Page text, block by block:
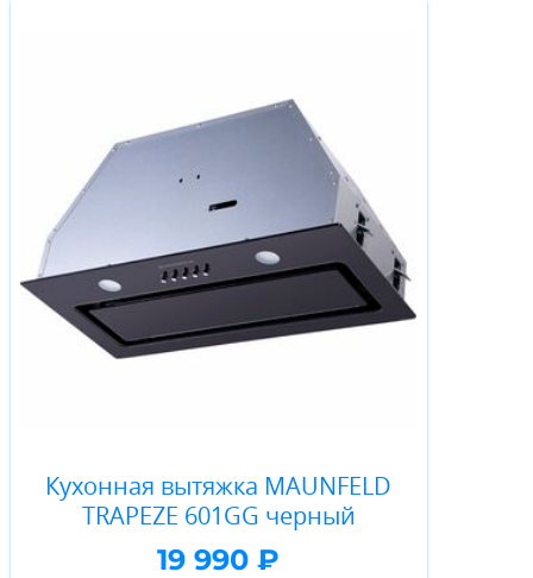
Кухонная вытяжка MAUNFELD
TRAPEZE 601GG черный
19 990 ₽